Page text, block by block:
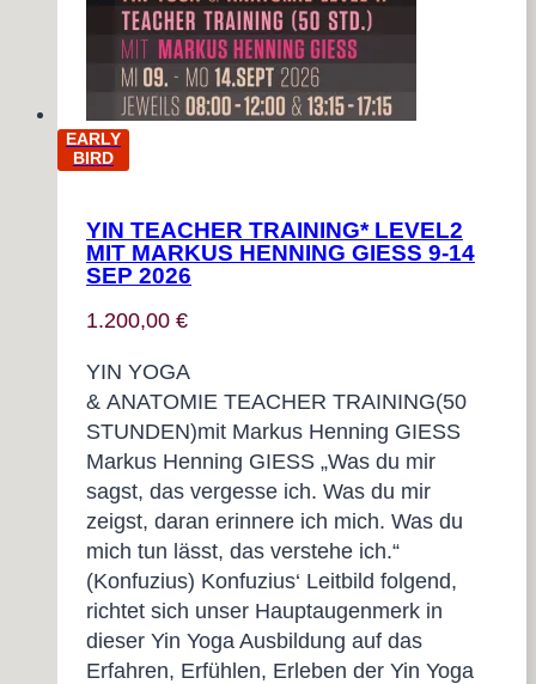
EARLY
BIRD
YIN TEACHER TRAINING* LEVEL2
MIT MARKUS HENNING GIESS 9-14
SEP 2026
1.200,00 €
YIN YOGA
& ANATOMIE TEACHER TRAINING(50
STUNDEN)mit Markus Henning GIESS
Markus Henning GIESS „Was du mir
sagst, das vergesse ich. Was du mir
zeigst, daran erinnere ich mich. Was du
mich tun lässt, das verstehe ich.“
(Konfuzius) Konfuzius‘ Leitbild folgend,
richtet sich unser Hauptaugenmerk in
dieser Yin Yoga Ausbildung auf das
Erfahren, Erfühlen, Erleben der Yin Yoga